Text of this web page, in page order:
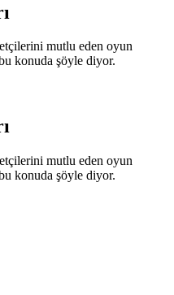
mutlu eden oyun
konuda şöyle diyor.
mutlu eden oyun
konuda şöyle diyor.